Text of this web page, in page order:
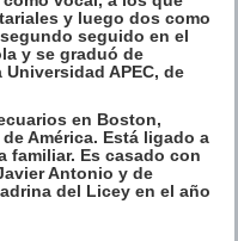
y luego dos como
seguido en el
y se graduó de
APEC, de
en Boston,
América. Está ligado a
familiar. Es casado con
Antonio y de
del Licey en el año